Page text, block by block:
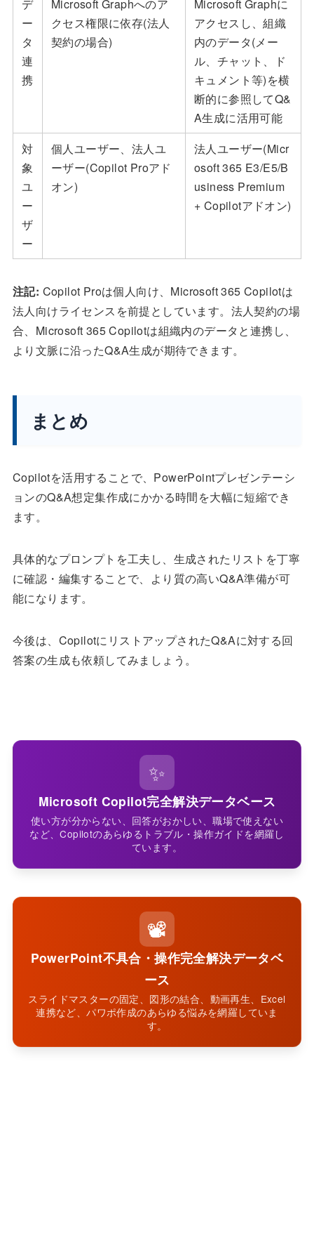
デ
ー
タ
連
携
Microsoft Graphへのア
クセス権限に依存(法人
契約の場合)
Microsoft Graphに
アクセスし、組織
内のデータ(メー
ル、チャット、ド
キュメント等)を横
断的に参照してQ&
A生成に活用可能
対
象
ユ
ー
ザ
ー
個人ユーザー、法人ユ
ーザー(Copilot Proアド
オン)
法人ユーザー(Micr
osoft 365 E3/E5/B
usiness Premium
+ Copilotアドオン)
注記: Copilot Proは個人向け、Microsoft 365 Copilotは
法人向けライセンスを前提としています。法人契約の場
合、Microsoft 365 Copilotは組織内のデータと連携し、
より文脈に沿ったQ&A生成が期待できます。
まとめ
Copilotを活用することで、PowerPointプレゼンテーシ
ョンのQ&A想定集作成にかかる時間を大幅に短縮でき
ます。
具体的なプロンプトを工夫し、生成されたリストを丁寧
に確認・編集することで、より質の高いQ&A準備が可
能になります。
今後は、CopilotにリストアップされたQ&Aに対する回
答案の生成も依頼してみましょう。
✨
Microsoft Copilot完全解決データベース
使い方が分からない、回答がおかしい、職場で使えない
など、Copilotのあらゆるトラブル・操作ガイドを網羅し
ています。
📽️
PowerPoint不具合・操作完全解決データベ
ース
スライドマスターの固定、図形の結合、動画再生、Excel
連携など、パワポ作成のあらゆる悩みを網羅していま
す。